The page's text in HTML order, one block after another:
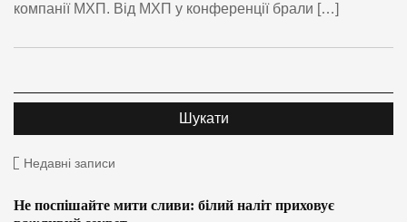
компанії МХП. Від МХП у конференції брали […]
Недавні записи
Не поспішайте мити сливи: білий наліт приховує